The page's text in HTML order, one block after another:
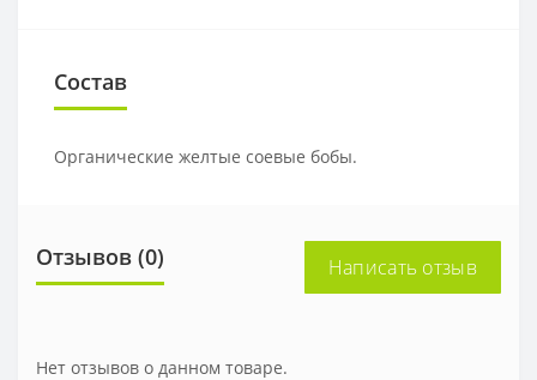
Состав
Органические желтые соевые бобы.
Отзывов (0) Написать отзыв
Нет отзывов о данном товаре.